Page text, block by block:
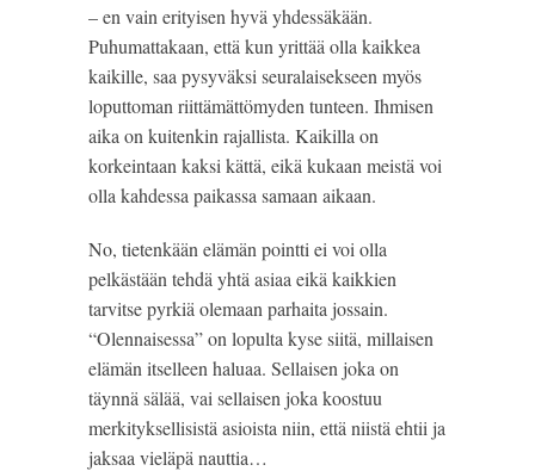
– en vain erityisen hyvä yhdessäkään.
Puhumattakaan, että kun yrittää olla kaikkea
kaikille, saa pysyväksi seuralaisekseen myös
loputtoman riittämättömyden tunteen. Ihmisen
aika on kuitenkin rajallista. Kaikilla on
korkeintaan kaksi kättä, eikä kukaan meistä voi
olla kahdessa paikassa samaan aikaan.
No, tietenkään elämän pointti ei voi olla
pelkästään tehdä yhtä asiaa eikä kaikkien
tarvitse pyrkiä olemaan parhaita jossain.
“Olennaisessa” on lopulta kyse siitä, millaisen
elämän itselleen haluaa. Sellaisen joka on
täynnä sälää, vai sellaisen joka koostuu
merkityksellisistä asioista niin, että niistä ehtii ja
jaksaa vieläpä nauttia…